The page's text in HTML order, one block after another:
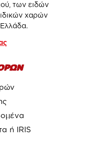
των ειδών
χαρών
ή IRIS